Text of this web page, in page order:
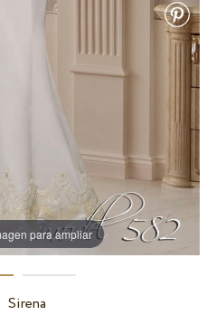
para ampliar
Sirena